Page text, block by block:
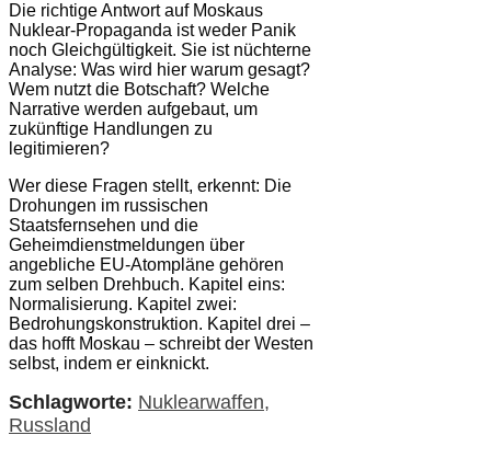
Die richtige Antwort auf Moskaus
Nuklear-Propaganda ist weder Panik
noch Gleichgültigkeit. Sie ist nüchterne
Analyse: Was wird hier warum gesagt?
Wem nutzt die Botschaft? Welche
Narrative werden aufgebaut, um
zukünftige Handlungen zu
legitimieren?
Wer diese Fragen stellt, erkennt: Die
Drohungen im russischen
Staatsfernsehen und die
Geheimdienstmeldungen über
angebliche EU-Atompläne gehören
zum selben Drehbuch. Kapitel eins:
Normalisierung. Kapitel zwei:
Bedrohungskonstruktion. Kapitel drei –
das hofft Moskau – schreibt der Westen
selbst, indem er einknickt.
Schlagworte: Nuklearwaffen,
Russland